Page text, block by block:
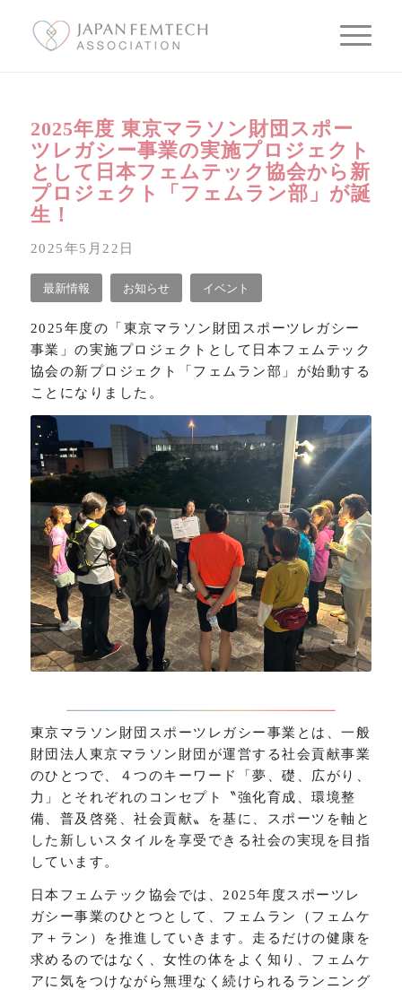
2025年度 東京マラソン財団スポー
ツレガシー事業の実施プロジェクト
として日本フェムテック協会から新
プロジェクト「フェムラン部」が誕
生！
2025年5月22日
最新情報 お知らせ イベント
2025年度の「東京マラソン財団スポーツレガシー
事業」の実施プロジェクトとして日本フェムテック
協会の新プロジェクト「フェムラン部」が始動する
ことになりました。
東京マラソン財団スポーツレガシー事業とは、一般
財団法人東京マラソン財団が運営する社会貢献事業
のひとつで、４つのキーワード「夢、礎、広がり、
力」とそれぞれのコンセプト〝強化育成、環境整
備、普及啓発、社会貢献〟を基に、スポーツを軸と
した新しいスタイルを享受できる社会の実現を目指
しています。
日本フェムテック協会では、2025年度スポーツレ
ガシー事業のひとつとして、フェムラン（フェムケ
ア＋ラン）を推進していきます。走るだけの健康を
求めるのではなく、女性の体をよく知り、フェムケ
アに気をつけながら無理なく続けられるランニング